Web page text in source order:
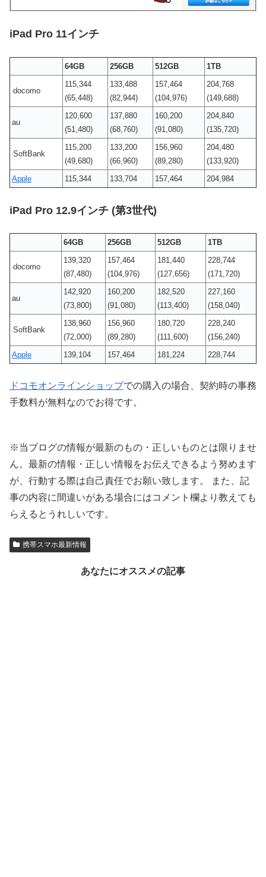
iPad Pro 11インチ
64GB 256GB 512GB 1TB
docomo
115,344
(65,448)
133,488
(82,944)
157,464
(104,976)
204,768
(149,688)
au
120,600
(51,480)
137,880
(68,760)
160,200
(91,080)
204,840
(135,720)
SoftBank
115,200
(49,680)
133,200
(66,960)
156,960
(89,280)
204,480
(133,920)
Apple
115,344 133,704 157,464 204,984
iPad Pro 12.9インチ (第3世代)
64GB 256GB 512GB 1TB
docomo
139,320
(87,480)
157,464
(104,976)
181,440
(127,656)
228,744
(171,720)
au
142,920
(73,800)
160,200
(91,080)
182,520
(113,400)
227,160
(158,040)
SoftBank
138,960
(72,000)
156,960
(89,280)
180,720
(111,600)
228,240
(156,240)
Apple
139,104 157,464 181,224 228,744
ドコモオンラインショップでの購入の場合、契約時の事務
手数料が無料なのでお得です。
※当ブログの情報が最新のもの・正しいものとは限りませ
ん。最新の情報・正しい情報をお伝えできるよう努めます
が、行動する際は自己責任でお願い致します。 また、記
事の内容に間違いがある場合にはコメント欄より教えても
らえるとうれしいです。
携帯スマホ最新情報
あなたにオススメの記事